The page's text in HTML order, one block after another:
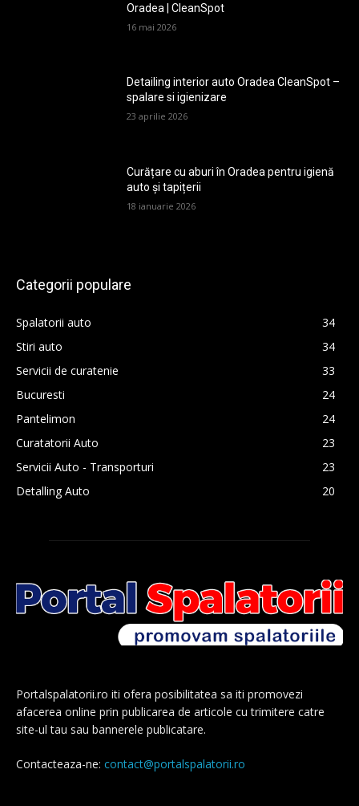
Oradea | CleanSpot
16 mai 2026
Detailing interior auto Oradea CleanSpot –
spalare si igienizare
23 aprilie 2026
Curățare cu aburi în Oradea pentru igienă
auto și tapițerii
18 ianuarie 2026
Categorii populare
Spalatorii auto
34
Stiri auto
34
Servicii de curatenie
33
Bucuresti
24
Pantelimon
24
Curatatorii Auto
23
Servicii Auto - Transporturi
23
Detalling Auto
20
Portalspalatorii.ro iti ofera posibilitatea sa iti promovezi
afacerea online prin publicarea de articole cu trimitere catre
site-ul tau sau bannerele publicatare.
Contacteaza-ne: contact@portalspalatorii.ro